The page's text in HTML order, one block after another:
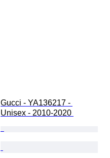
Gucci - YA136217 -
Unisex - 2010-2020